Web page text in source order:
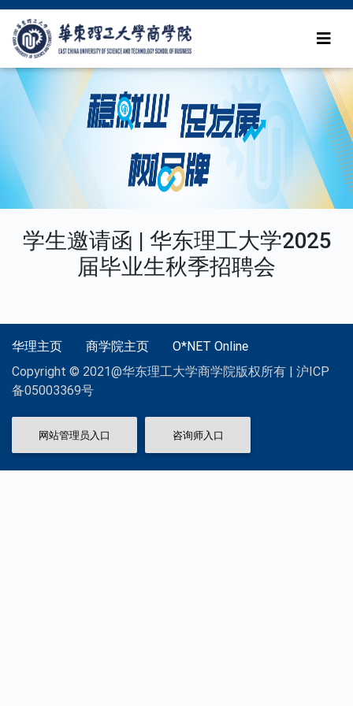
学生邀请函 | 华东理工大学2025
届毕业生秋季招聘会
华理主页 商学院主页
O*NET Online
Copyright © 2021@华东理工大学商学院版权所有 | 沪ICP
备05003369号
网站管理员入口 咨询师入口